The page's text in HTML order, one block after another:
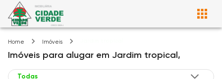
Home Imóveis
Imóveis para alugar em Jardim tropical,